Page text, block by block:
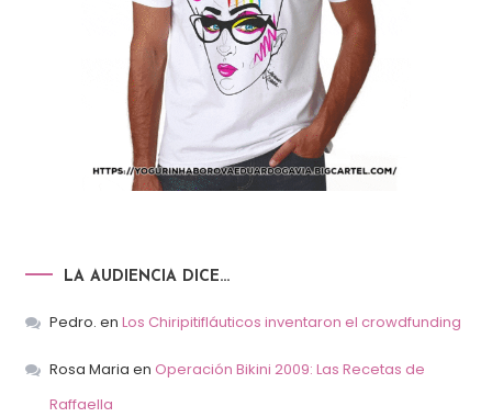
LA AUDIENCIA DICE…
Pedro. en Los Chiripitifláuticos inventaron el crowdfunding
Rosa Maria en Operación Bikini 2009: Las Recetas de
Raffaella